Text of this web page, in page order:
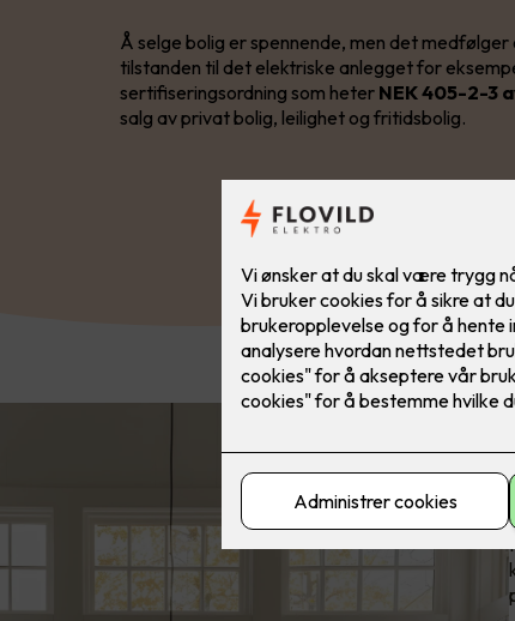
Å selge bolig er spennende, men det
tilstanden til det elektriske anlegget for
sertifiseringsordning som heter NEK 405-2-3
salg av privat bolig, leilighet og fritidsbolig.